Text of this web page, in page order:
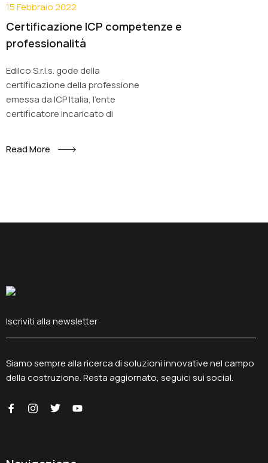
Certificazione ICP competenze e
professionalità
15 Febbraio 2022
Edilco S.r.l.s. gode della
certificazione della professione
emessa da ICP Italia, l'ente
certificatore incaricato di
Read More
Siamo sempre alla ricerca di soluzioni innovative nel campo
della costruzione. Resta aggiornato, seguici sui social.